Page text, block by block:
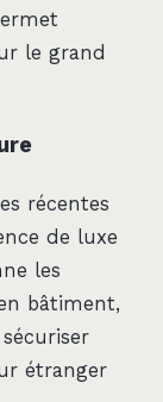
le grand
récentes
de luxe
les
bâtiment,
étranger